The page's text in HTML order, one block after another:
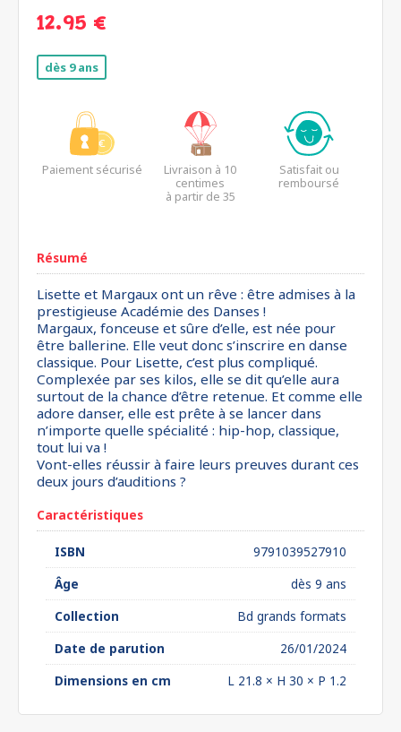
12.95 €
dès 9 ans
Paiement sécurisé
Livraison à 10
centimes
à partir de 35
Satisfait ou
remboursé
Résumé
Lisette et Margaux ont un rêve : être admises à la
prestigieuse Académie des Danses !
Margaux, fonceuse et sûre d’elle, est née pour
être ballerine. Elle veut donc s’inscrire en danse
classique. Pour Lisette, c’est plus compliqué.
Complexée par ses kilos, elle se dit qu’elle aura
surtout de la chance d’être retenue. Et comme elle
adore danser, elle est prête à se lancer dans
n’importe quelle spécialité : hip-hop, classique,
tout lui va !
Vont-elles réussir à faire leurs preuves durant ces
deux jours d’auditions ?
Caractéristiques
ISBN
9791039527910
Âge
dès 9 ans
Collection
Bd grands formats
Date de parution
26/01/2024
Dimensions en cm
L 21.8 × H 30 × P 1.2